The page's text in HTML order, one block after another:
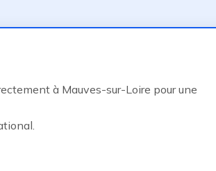
à Mauves-sur-Loire pour une